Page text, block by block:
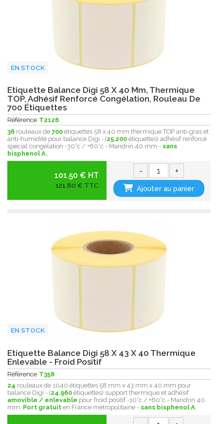
EN STOCK
Etiquette Balance Digi 58 X 40 Mm, Thermique
TOP, Adhésif Renforcé Congélation, Rouleau De
700 Étiquettes
Référence T2126
36 rouleaux de 700 étiquettes 58 x 40 mm thermique TOP anti-gras et
anti-humidité pour balance Digi - (25.200 étiquettes) adhésif renforcé
spécial congélation -30°c / +60°c - Mandrin 40 mm - sans
bisphenol A.
101.50 € HT
121,80 € TTC
- +
Ajouter au panier
EN STOCK
Etiquette Balance Digi 58 X 43 X 40 Thermique
Enlevable - Froid Positif
Référence T358
24 rouleaux de 1040 étiquettes 58 mm x 43 mm x 40 mm pour
balance Digi - (24.960 étiquettes) support thermique et adhésif
amovible / enlevable pour froid positif -10°c / +60°c - Mandrin 40
mm. Port gratuit en France métropolitaine - sans bisphenol A